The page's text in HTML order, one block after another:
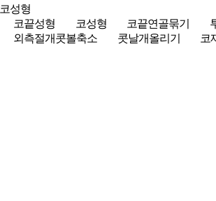
코성형
코끝성형
코성형 코끝연골묶기
외측절개콧볼축소
콧날개올리기 코